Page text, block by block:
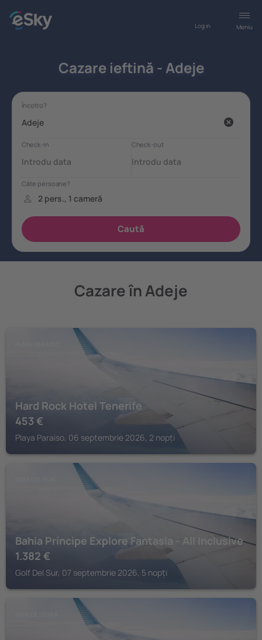
Meniu
Log in
Cazare ieftină - Adeje
Cazare în Adeje
Hard Rock Hotel Tenerife
453 €
Playa Paraiso, 06 septembrie 2026, 2 nopți
Bahia Principe Explore Fantasia - All Inclusive
1.382 €
Golf Del Sur, 07 septembrie 2026, 5 nopți